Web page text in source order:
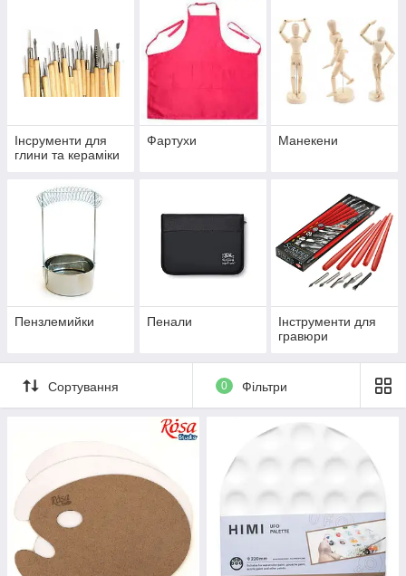
Інсрументи для
глини та кераміки
Фартухи Манекени
Пензлемийки Пенали
Інструменти для
гравюри
Сортування 0 Фільтри